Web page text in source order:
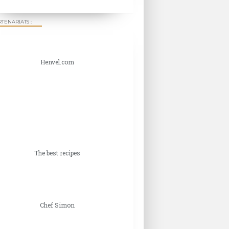
:
Henvel.com
The best recipes
Chef Simon